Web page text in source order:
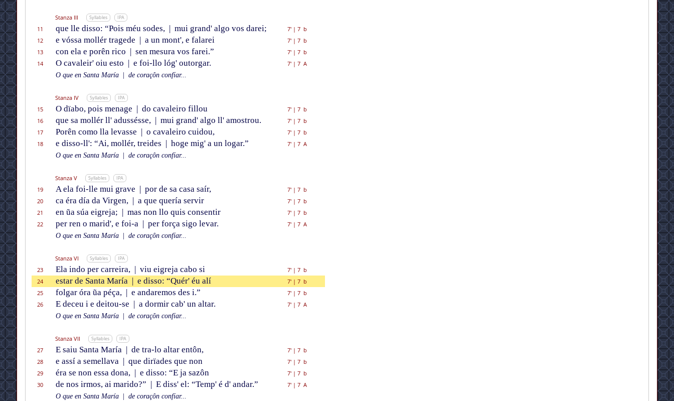
Stanza III Syllables IPA
11 que lle disso: “Pois méu sodes, | mui grand' algo vos darei; 7'| 7 b
12
e vóssa mollér tragede | a un mont', e falarei 7'| 7 b
13
con ela e porên rico | sen mesura vos farei.” 7'| 7 b
14
O cavaleir' oiu esto | e foi-llo lóg' outorgar. 7'| 7 A
O que en Santa María
de coraçôn confïar...
Stanza IV Syllables IPA
15 O dïabo, pois menage | do cavaleiro fillou 7'| 7 b
16
que sa mollér ll' adussésse, | mui grand' algo ll' amostrou. 7'| 7 b
17
Porên como lla levasse | o cavaleiro cuidou, 7'| 7 b
18
e disso-ll': “Ai, mollér, treides | hoge mig' a un logar.” 7'| 7 A
O que en Santa María
de coraçôn confïar...
Stanza V Syllables IPA
19 A ela foi-lle mui grave | por de sa casa saír, 7'| 7 b
20
ca éra día da Virgen, | a que quería servir 7'| 7 b
21
en ũa súa eigreja; | mas non llo quis consentir 7'| 7 b
22
per ren o marid', e foi-a | per força sigo levar. 7'| 7 A
O que en Santa María
de coraçôn confïar...
Stanza VI Syllables IPA
23 Ela indo per carreira, | viu eigreja cabo si 7'| 7 b
24
estar de Santa María | e disso: “Quér' éu alí 7'| 7 b
25
folgar óra ũa péça, | e andaremos des i.” 7'| 7 b
26
E deceu i e deitou-se | a dormir cab' un altar. 7'| 7 A
O que en Santa María
de coraçôn confïar...
Stanza VII Syllables IPA
27 E saiu Santa María | de tra-lo altar entôn, 7'| 7 b
28
e assí a semellava | que dirïades que non 7'| 7 b
29
éra se non essa dona, | e disso: “E ja sazôn 7'| 7 b
30
de nos irmos, ai marido?” | E diss' el: “Temp' é d' andar.” 7'| 7 A
O que en Santa María
de coraçôn confïar...